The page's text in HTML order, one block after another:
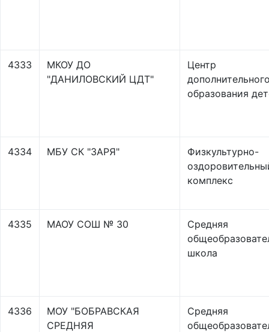
4333
МКОУ ДО
"ДАНИЛОВСКИЙ ЦДТ"
Центр
образования
4334 МБУ СК "ЗАРЯ"
Физкультурно-
комплекс
4335 МАОУ СОШ № 30
Средняя
школа
4336
МОУ "БОБРАВСКАЯ
СРЕДНЯЯ
Средняя